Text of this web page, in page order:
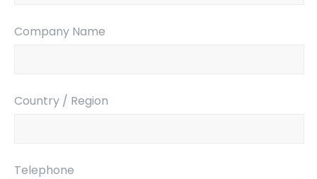
Company Name
Country / Region
Telephone